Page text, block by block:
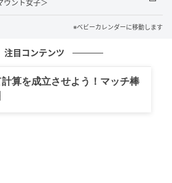
広がっていて、ちゃんと気の合
いるように思います。1年生のこ
は思えるようになりました。
性・会社員。2児のママ。秘書と
まつわることに興味があり、FP2
ウント女子＞
※ベビーカレンダーに移動します
注目コンテンツ
算を成立させよう！マッチ棒